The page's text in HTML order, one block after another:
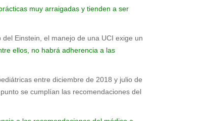
muy arraigadas y tienden a ser
Einstein, el manejo de una UCI exige un
ellos, no habrá adherencia a las
entre diciembre de 2018 y julio de
se cumplían las recomendaciones del